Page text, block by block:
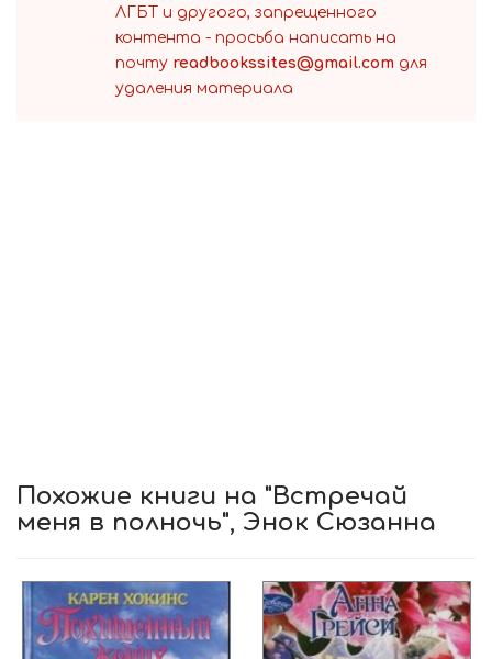
ЛГБТ и другого, запрещенного
контента - просьба написать на
почту readbookssites@gmail.com для
удаления материала
Похожие книги на "Встречай
меня в полночь", Энок Сюзанна